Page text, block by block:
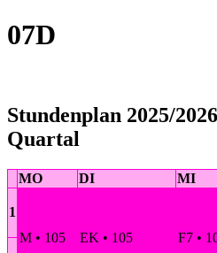
07D
Stundenplan 2025/
Quartal
MO DI MI
1
M • 105
EK • 105 F7 •